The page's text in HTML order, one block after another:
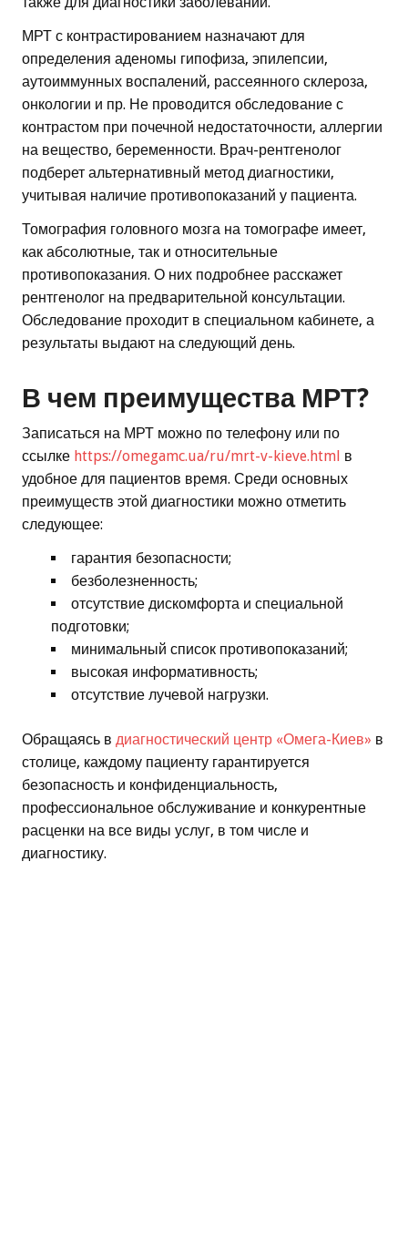
МРТ с контрастированием назначают для
определения аденомы гипофиза, эпилепсии,
аутоиммунных воспалений, рассеянного склероза,
онкологии и пр. Не проводится обследование с
контрастом при почечной недостаточности, аллергии
на вещество, беременности. Врач-рентгенолог
подберет альтернативный метод диагностики,
учитывая наличие противопоказаний у пациента.
Томография головного мозга на томографе имеет,
как абсолютные, так и относительные
противопоказания. О них подробнее расскажет
рентгенолог на предварительной консультации.
Обследование проходит в специальном кабинете, а
результаты выдают на следующий день.
В чем преимущества МРТ?
Записаться на МРТ можно по телефону или по
ссылке https://omegamc.ua/ru/mrt-v-kieve.html в
удобное для пациентов время. Среди основных
преимуществ этой диагностики можно отметить
следующее:
гарантия безопасности;
безболезненность;
отсутствие дискомфорта и специальной
подготовки;
минимальный список противопоказаний;
высокая информативность;
отсутствие лучевой нагрузки.
Обращаясь в диагностический центр «Омега-Киев» в
столице, каждому пациенту гарантируется
безопасность и конфиденциальность,
профессиональное обслуживание и конкурентные
расценки на все виды услуг, в том числе и
диагностику.